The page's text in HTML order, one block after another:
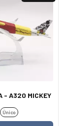
- A320 MICKEY
Único